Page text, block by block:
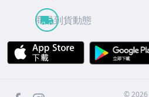
商品到貨動態
APP Store
facebook ©2026